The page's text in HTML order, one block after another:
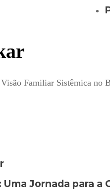
Familiar Sistêmica no
Jornada para a